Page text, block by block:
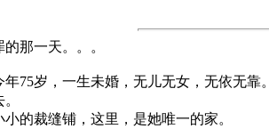
那一天。。。
75岁，一生未婚，无儿无女，无依无靠。
的裁缝铺，这里，是她唯一的家。